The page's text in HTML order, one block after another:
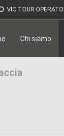
VIC TOUR
Chi siamo